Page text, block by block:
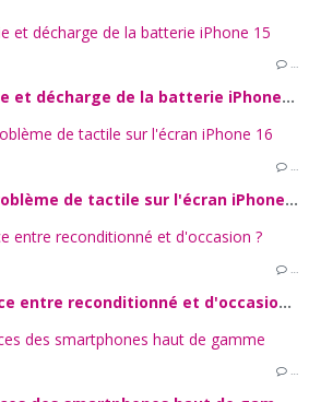
…
Problème d’autonomie et décharge de la batterie iPhone 15
…
Comment régler le problème de tactile sur l'écran iPhone 16
Quelle est la différence entre reconditionné et d'occasion ?
…